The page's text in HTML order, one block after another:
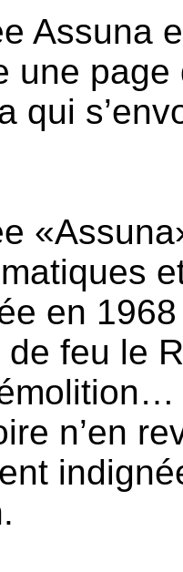
Assuna
une page
qui
en
de feu le
n’en